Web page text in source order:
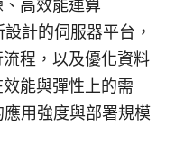
高效能運算
計的伺服器平台，
程，以及優化資料
能與彈性上的需
用強度與部署規模